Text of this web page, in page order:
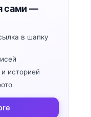
сами —
в шапку
историей